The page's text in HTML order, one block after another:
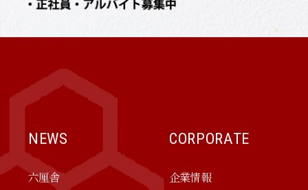
NEWS
六厘舎
CORPORATE
企業情報